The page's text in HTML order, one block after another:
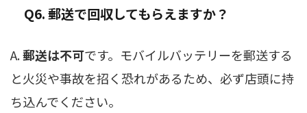
Q6. 郵送で回収してもらえますか？
A.郵送は不可です。モバイルバッテリーを郵送する
と火災や事故を招く恐れがあるため、必ず店頭に持
ち込んでください。